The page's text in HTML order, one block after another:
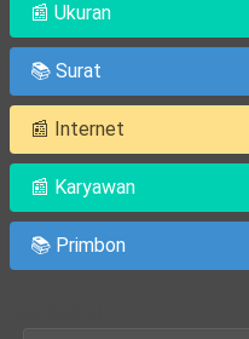
📰 Ukuran
📚 Surat
📰 Internet
📰 Karyawan
📚 Primbon